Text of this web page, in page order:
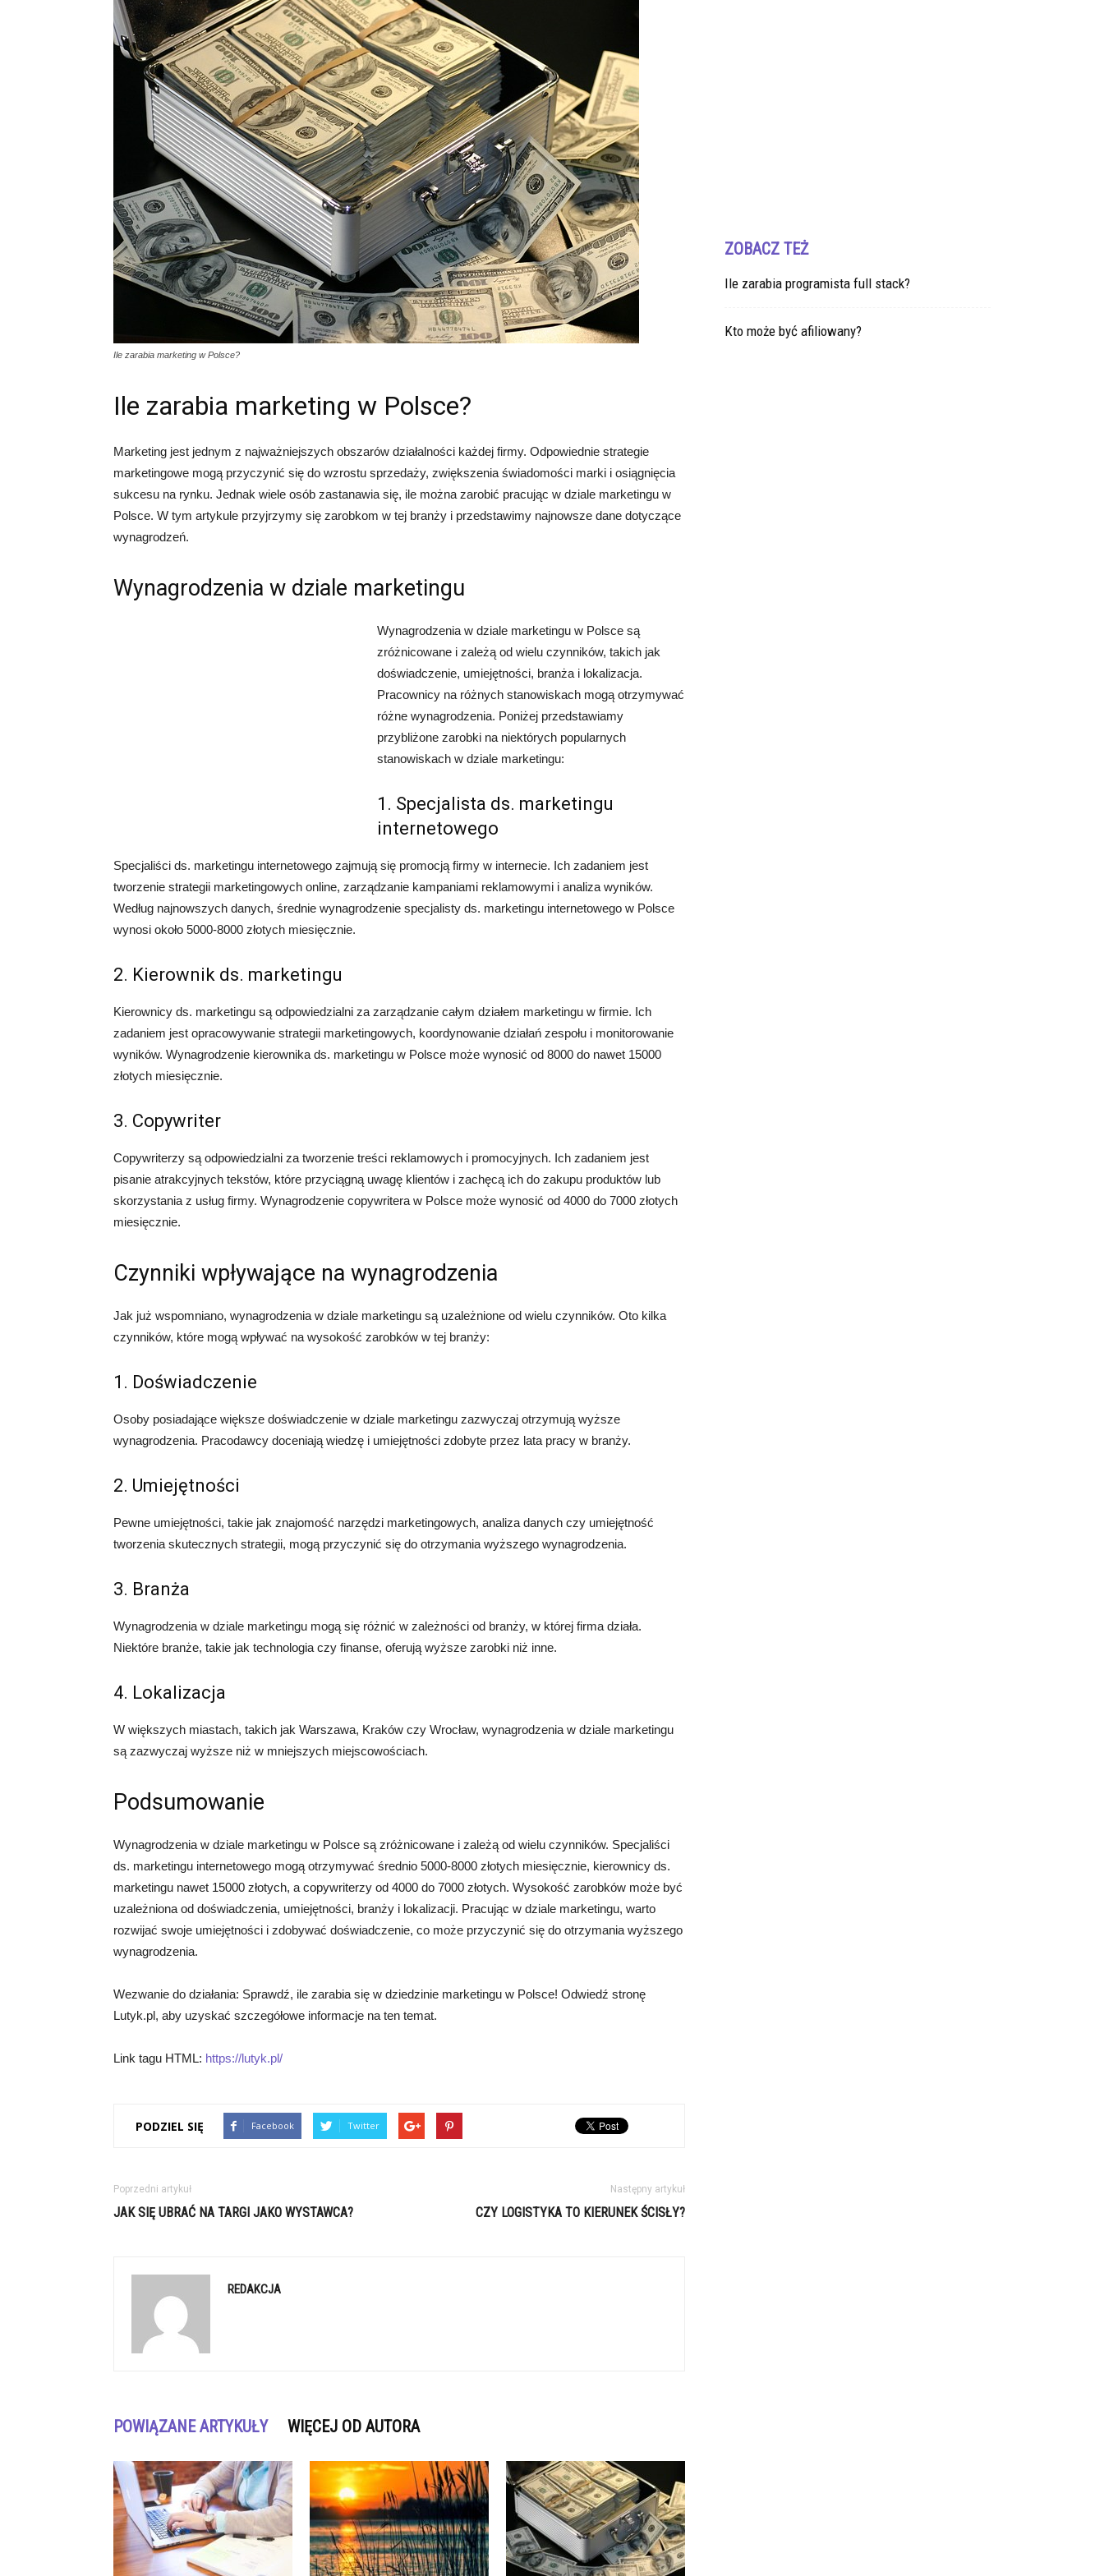
Ile zarabia marketing w Polsce?
Ile zarabia marketing w Polsce?
Marketing jest jednym z najważniejszych obszarów działalności każdej firmy. Odpowiednie strategie
marketingowe mogą przyczynić się do wzrostu sprzedaży, zwiększenia świadomości marki i osiągnięcia
sukcesu na rynku. Jednak wiele osób zastanawia się, ile można zarobić pracując w dziale marketingu w
Polsce. W tym artykule przyjrzymy się zarobkom w tej branży i przedstawimy najnowsze dane dotyczące
wynagrodzeń.
Wynagrodzenia w dziale marketingu
Wynagrodzenia w dziale marketingu w Polsce są
zróżnicowane i zależą od wielu czynników, takich jak
doświadczenie, umiejętności, branża i lokalizacja.
Pracownicy na różnych stanowiskach mogą otrzymywać
różne wynagrodzenia. Poniżej przedstawiamy
przybliżone zarobki na niektórych popularnych
stanowiskach w dziale marketingu:
1. Specjalista ds. marketingu
internetowego
Specjaliści ds. marketingu internetowego zajmują się promocją firmy w internecie. Ich zadaniem jest
tworzenie strategii marketingowych online, zarządzanie kampaniami reklamowymi i analiza wyników.
Według najnowszych danych, średnie wynagrodzenie specjalisty ds. marketingu internetowego w Polsce
wynosi około 5000-8000 złotych miesięcznie.
2. Kierownik ds. marketingu
Kierownicy ds. marketingu są odpowiedzialni za zarządzanie całym działem marketingu w firmie. Ich
zadaniem jest opracowywanie strategii marketingowych, koordynowanie działań zespołu i monitorowanie
wyników. Wynagrodzenie kierownika ds. marketingu w Polsce może wynosić od 8000 do nawet 15000
złotych miesięcznie.
3. Copywriter
Copywriterzy są odpowiedzialni za tworzenie treści reklamowych i promocyjnych. Ich zadaniem jest
pisanie atrakcyjnych tekstów, które przyciągną uwagę klientów i zachęcą ich do zakupu produktów lub
skorzystania z usług firmy. Wynagrodzenie copywritera w Polsce może wynosić od 4000 do 7000 złotych
miesięcznie.
Czynniki wpływające na wynagrodzenia
Jak już wspomniano, wynagrodzenia w dziale marketingu są uzależnione od wielu czynników. Oto kilka
czynników, które mogą wpływać na wysokość zarobków w tej branży:
1. Doświadczenie
Osoby posiadające większe doświadczenie w dziale marketingu zazwyczaj otrzymują wyższe
wynagrodzenia. Pracodawcy doceniają wiedzę i umiejętności zdobyte przez lata pracy w branży.
2. Umiejętności
Pewne umiejętności, takie jak znajomość narzędzi marketingowych, analiza danych czy umiejętność
tworzenia skutecznych strategii, mogą przyczynić się do otrzymania wyższego wynagrodzenia.
3. Branża
Wynagrodzenia w dziale marketingu mogą się różnić w zależności od branży, w której firma działa.
Niektóre branże, takie jak technologia czy finanse, oferują wyższe zarobki niż inne.
4. Lokalizacja
W większych miastach, takich jak Warszawa, Kraków czy Wrocław, wynagrodzenia w dziale marketingu
są zazwyczaj wyższe niż w mniejszych miejscowościach.
Podsumowanie
Wynagrodzenia w dziale marketingu w Polsce są zróżnicowane i zależą od wielu czynników. Specjaliści
ds. marketingu internetowego mogą otrzymywać średnio 5000-8000 złotych miesięcznie, kierownicy ds.
marketingu nawet 15000 złotych, a copywriterzy od 4000 do 7000 złotych. Wysokość zarobków może być
uzależniona od doświadczenia, umiejętności, branży i lokalizacji. Pracując w dziale marketingu, warto
rozwijać swoje umiejętności i zdobywać doświadczenie, co może przyczynić się do otrzymania wyższego
wynagrodzenia.
Wezwanie do działania: Sprawdź, ile zarabia się w dziedzinie marketingu w Polsce! Odwiedź stronę
Lutyk.pl, aby uzyskać szczegółowe informacje na ten temat.
Link tagu HTML: https://lutyk.pl/
PODZIEL SIĘ Facebook Twitter
Poprzedni artykuł
JAK SIĘ UBRAĆ NA TARGI JAKO WYSTAWCA?
Następny artykuł
CZY LOGISTYKA TO KIERUNEK ŚCISŁY?
REDAKCJA
POWIĄZANE ARTYKUŁY WIĘCEJ OD AUTORA
ZOBACZ TEŻ
Ile zarabia programista full stack?
Kto może być afiliowany?